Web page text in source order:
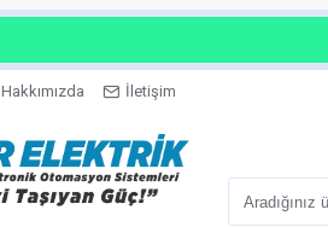
Hakkımızda İletişim